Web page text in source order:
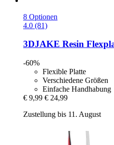
8 Optionen
4.0 (81)
3DJAKE Resin
-60%
Flexible Platte
Verschiedene Größen
Einfache Handhabung
€ 9,99 € 24,99
Zustellung bis 11. August